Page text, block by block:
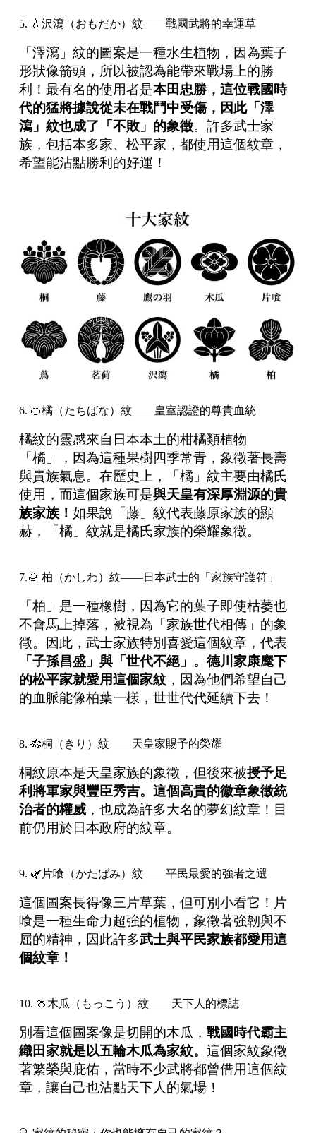
5. 💧沢瀉（おもだか）紋——戰國武將的幸運草
「澤瀉」紋的圖案是一種水生植物，因為葉子
形狀像箭頭，所以被認為能帶來戰場上的勝
利！最有名的使用者是本田忠勝，這位戰國時
代的猛將據說從未在戰鬥中受傷，因此「澤
瀉」紋也成了「不敗」的象徵。許多武士家
族，包括本多家、松平家，都使用這個紋章，
希望能沾點勝利的好運！
6. 🍊橘（たちばな）紋——皇室認證的尊貴血統
橘紋的靈感來自日本本土的柑橘類植物
「橘」，因為這種果樹四季常青，象徵著長壽
與貴族氣息。在歷史上，「橘」紋主要由橘氏
使用，而這個家族可是與天皇有深厚淵源的貴
族家族！ 如果說「藤」紋代表藤原家族的顯
赫，「橘」紋就是橘氏家族的榮耀象徵。
7.🌰 柏（かしわ）紋——日本武士的「家族守護符」
「柏」是一種橡樹，因為它的葉子即使枯萎也
不會馬上掉落，被視為「家族世代相傳」的象
徵。因此，武士家族特別喜愛這個紋章，代表
「子孫昌盛」與「世代不絕」。德川家康麾下
的松平家就愛用這個家紋，因為他們希望自己
的血脈能像柏葉一樣，世世代代延續下去！
8. 🎋桐（きり）紋——天皇家賜予的榮耀
桐紋原本是天皇家族的象徵，但後來被授予足
利將軍家與豐臣秀吉。這個高貴的徽章象徵統
治者的權威，也成為許多大名的夢幻紋章！目
前仍用於日本政府的紋章。
9. 🌿片喰（かたばみ）紋——平民最愛的強者之選
這個圖案長得像三片草葉，但可別小看它！片
喰是一種生命力超強的植物，象徵著強韌與不
屈的精神，因此許多武士與平民家族都愛用這
個紋章！
10. 🍈木瓜（もっこう）紋——天下人的標誌
別看這個圖案像是切開的木瓜， 戰國時代霸主
織田家就是以五輪木瓜為家紋。 這個家紋象徵
著繁榮與庇佑，當時不少武將都曾借用這個紋
章，讓自己也沾點天下人的氣場！